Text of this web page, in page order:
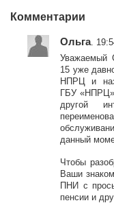
Комментарии
Ольга.
Уважаемый
15 уже
НПРЦ и
ГБУ
другой
данный
Чтобы
Ваши
ПНИ с
пенсии и